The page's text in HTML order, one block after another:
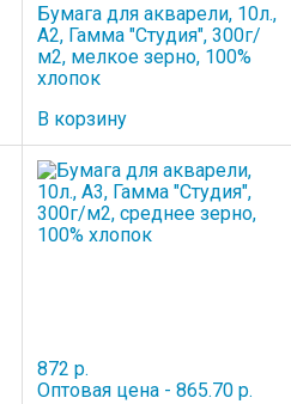
Бумага для акварели, 10л.,
A2, Гамма "Студия", 300г/
м2, мелкое зерно, 100%
хлопок
В корзину
872 р.
Оптовая цена - 865.70 р.